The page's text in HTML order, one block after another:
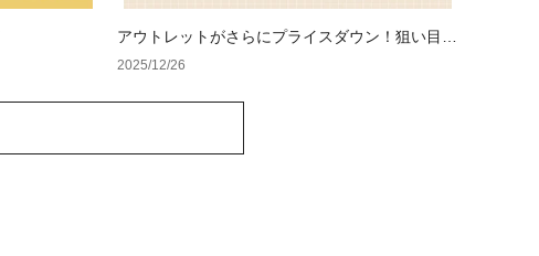
アウトレットがさらにプライスダウン！狙い目の
注目アイテム
2025/12/26